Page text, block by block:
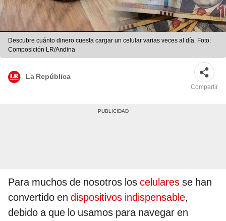
Descubre cuánto dinero cuesta cargar un celular varias veces al día. Foto:
Composición LR/Andina
La República
Compartir
Para muchos de nosotros los celulares se han
convertido en dispositivos indispensable,
debido a que lo usamos para navegar en